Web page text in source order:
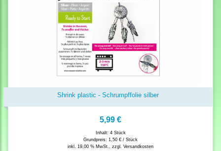
Shrink plastic - Schrumpffolie silber
5,99 €
Inhalt: 4 Stück
Grundpreis: 1,50 € / Stück
inkl. 19,00 % MwSt., zzgl. Versandkosten